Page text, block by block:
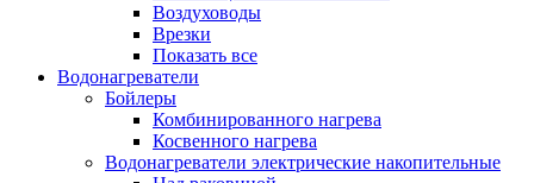
Воздуховоды
Врезки
Показать все
Водонагреватели
Бойлеры
Комбинированного нагрева
Косвенного нагрева
Водонагреватели электрические накопительные